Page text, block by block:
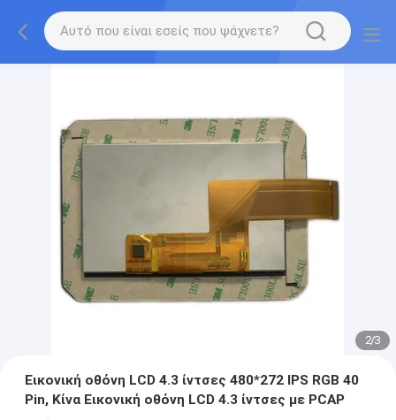
2/3
Εικονική οθόνη LCD 4.3 ίντσες 480*272 IPS RGB 40
Pin, Κίνα Εικονική οθόνη LCD 4.3 ίντσες με PCAP